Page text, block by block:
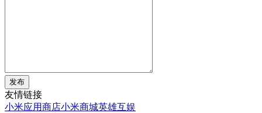
发布
友情链接
小米应用商店小米商城英雄互娱